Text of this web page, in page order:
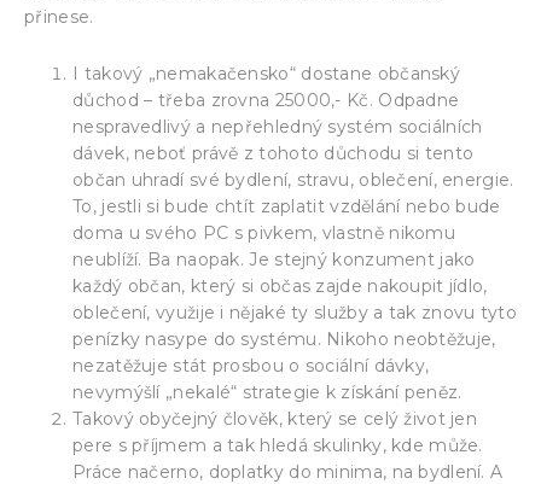
přinese.
I takový „nemakačensko“ dostane občanský
důchod – třeba zrovna 25000,- Kč. Odpadne
nespravedlivý a nepřehledný systém sociálních
dávek, neboť právě z tohoto důchodu si tento
občan uhradí své bydlení, stravu, oblečení, energie.
To, jestli si bude chtít zaplatit vzdělání nebo bude
doma u svého PC s pivkem, vlastně nikomu
neublíží. Ba naopak. Je stejný konzument jako
každý občan, který si občas zajde nakoupit jídlo,
oblečení, využije i nějaké ty služby a tak znovu tyto
penízky nasype do systému. Nikoho neobtěžuje,
nezatěžuje stát prosbou o sociální dávky,
nevymýšlí „nekalé“ strategie k získání peněz.
Takový obyčejný člověk, který se celý život jen
pere s příjmem a tak hledá skulinky, kde může.
Práce načerno, doplatky do minima, na bydlení. A